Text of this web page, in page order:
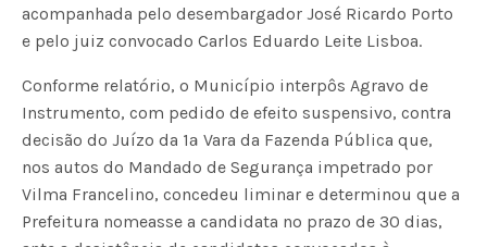
acompanhada pelo desembargador José Ricardo Porto
e pelo juiz convocado Carlos Eduardo Leite Lisboa.
Conforme relatório, o Município interpôs Agravo de
Instrumento, com pedido de efeito suspensivo, contra
decisão do Juízo da 1ª Vara da Fazenda Pública que,
nos autos do Mandado de Segurança impetrado por
Vilma Francelino, concedeu liminar e determinou que a
Prefeitura nomeasse a candidata no prazo de 30 dias,